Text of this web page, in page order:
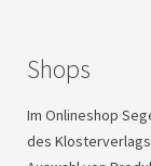
Shops
Im Onlineshop
des